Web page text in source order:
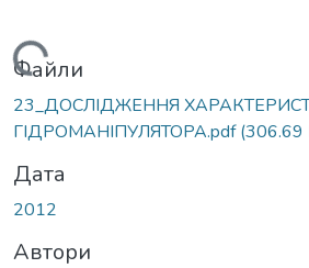
Вантажиться...
Файли
23_ДОСЛІДЖЕННЯ
ГІДРОМАНІПУЛЯТОРА.pdf(306.69
Дата
2012
Автори